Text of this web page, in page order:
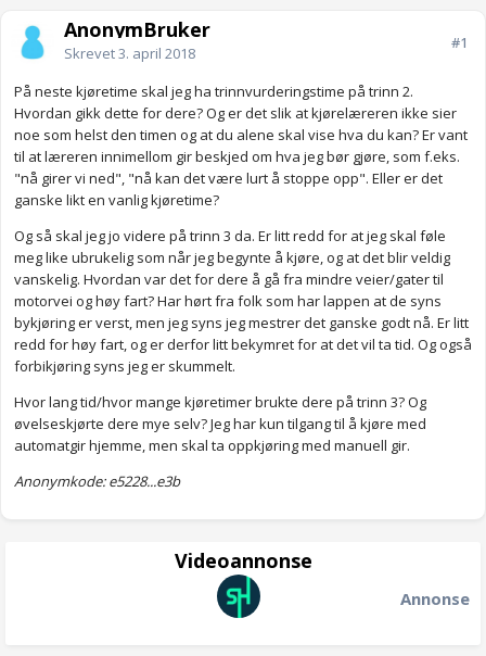
AnonymBruker
Skrevet3. april 2018
#1
På neste kjøretime skal jeg ha trinnvurderingstime på trinn 2.
Hvordan gikk dette for dere? Og er det slik at kjørelæreren ikke sier
noe som helst den timen og at du alene skal vise hva du kan? Er vant
til at læreren innimellom gir beskjed om hva jeg bør gjøre, som f.eks.
"nå girer vi ned", "nå kan det være lurt å stoppe opp". Eller er det
ganske likt en vanlig kjøretime?
Og så skal jeg jo videre på trinn 3 da. Er litt redd for at jeg skal føle
meg like ubrukelig som når jeg begynte å kjøre, og at det blir veldig
vanskelig. Hvordan var det for dere å gå fra mindre veier/gater til
motorvei og høy fart? Har hørt fra folk som har lappen at de syns
bykjøring er verst, men jeg syns jeg mestrer det ganske godt nå. Er litt
redd for høy fart, og er derfor litt bekymret for at det vil ta tid. Og også
forbikjøring syns jeg er skummelt.
Hvor lang tid/hvor mange kjøretimer brukte dere på trinn 3? Og
øvelseskjørte dere mye selv? Jeg har kun tilgang til å kjøre med
automatgir hjemme, men skal ta oppkjøring med manuell gir.
Anonymkode: e5228...e3b
Videoannonse
Annonse